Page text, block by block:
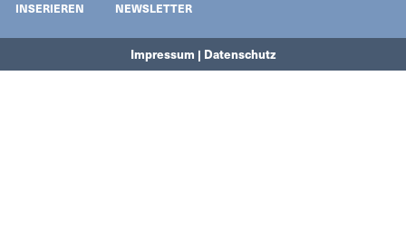
INSERIEREN
NEWSLETTER
Impressum | Datenschutz